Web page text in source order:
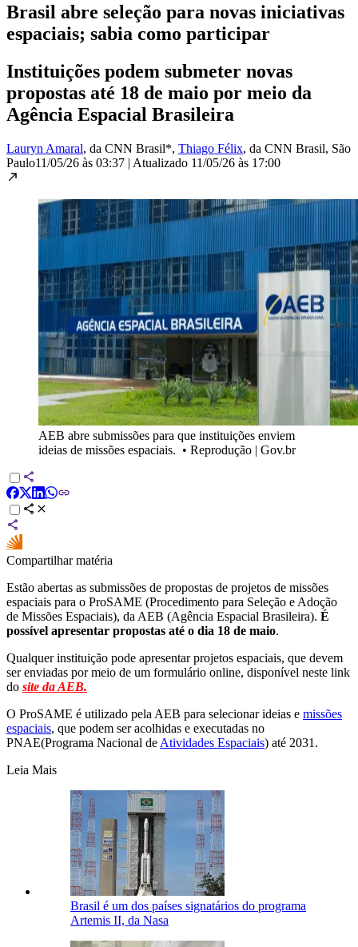
Brasil abre seleção para novas iniciativas
espaciais; sabia como participar
Instituições podem submeter novas
propostas até 18 de maio por meio da
Agência Espacial Brasileira
Lauryn Amaral, da CNN Brasil*, Thiago Félix, da CNN Brasil, São
Paulo11/05/26 às 03:37 | Atualizado 11/05/26 às 17:00
AEB abre submissões para que instituições enviem
ideias de missões espaciais. • Reprodução | Gov.br
Compartilhar matéria
Estão abertas as submissões de propostas de projetos de missões
espaciais para o ProSAME (Procedimento para Seleção e Adoção
de Missões Espaciais), da AEB (Agência Espacial Brasileira). É
possível apresentar propostas até o dia 18 de maio.
Qualquer instituição pode apresentar projetos espaciais, que devem
ser enviadas por meio de um formulário online, disponível neste link
do site da AEB.
O ProSAME é utilizado pela AEB para selecionar ideias e missões
espaciais, que podem ser acolhidas e executadas no
PNAE(Programa Nacional de Atividades Espaciais) até 2031.
Leia Mais
Brasil é um dos países signatários do programa
Artemis II, da Nasa